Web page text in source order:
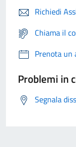
Richiedi
Chiama il
Prenota un
Problemi in
Segnala